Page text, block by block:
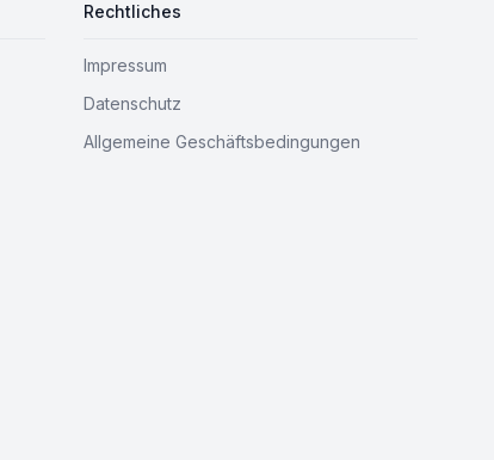
Rechtliches
Impressum
Datenschutz
Allgemeine Geschäftsbedingungen